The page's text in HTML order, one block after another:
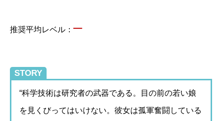
推奨平均レベル： –
STORY
“科学技術は研究者の武器である。目の前の若い娘
を見くびってはいけない。彼女は孤軍奮闘している